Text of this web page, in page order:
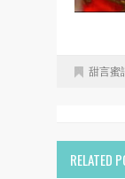
甜言蜜
RELATED